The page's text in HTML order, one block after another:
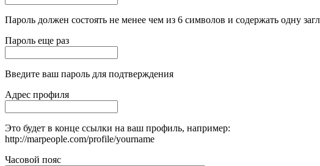
Пароль должен состоять не менее чем из 6 символов и содержать одну
Пароль еще раз
Введите ваш пароль для подтверждения
Адрес профиля
Это будет в конце ссылки на ваш профиль, например:
http://marpeople.com/profile/yourname
Часовой пояс